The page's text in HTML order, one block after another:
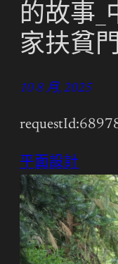
的故事_
家扶貧
10 8 月, 2025
平面設計